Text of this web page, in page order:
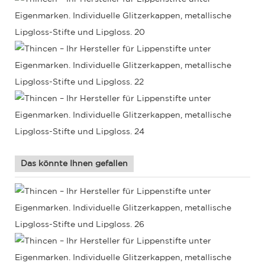
Das könnte Ihnen gefallen